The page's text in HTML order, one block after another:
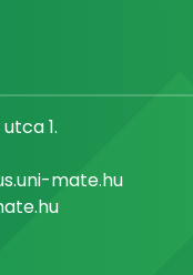
1.
mate.hu